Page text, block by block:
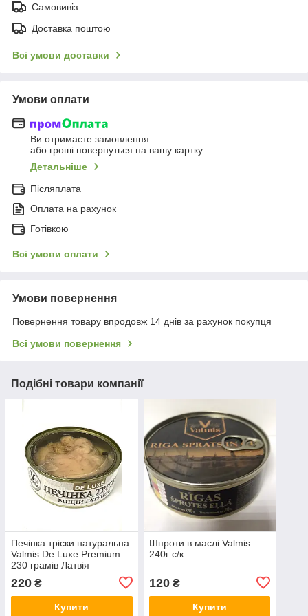
Самовивіз
Доставка поштою
Всі умови доставки
Умови оплати
Ви отримаєте замовлення
або гроші повернуться на вашу картку
Детальніше
Післяплата
Оплата на рахунок
Готівкою
Всі умови оплати
Умови повернення
Повернення товару впродовж 14 днів за рахунок покупця
Всі умови повернення
Подібні товари компанії
Печінка тріски натуральна
Valmis De Luxe Premium
230 грамів Латвія
220 ₴
Купити
Шпроти в маслі Valmis
240г с/к
120₴
Купити